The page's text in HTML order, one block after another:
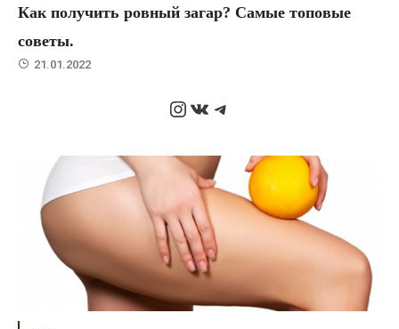
Как получить ровный загар? Самые топовые
советы.
21.01.2022
Instagram
ВКонтакте
Telegram